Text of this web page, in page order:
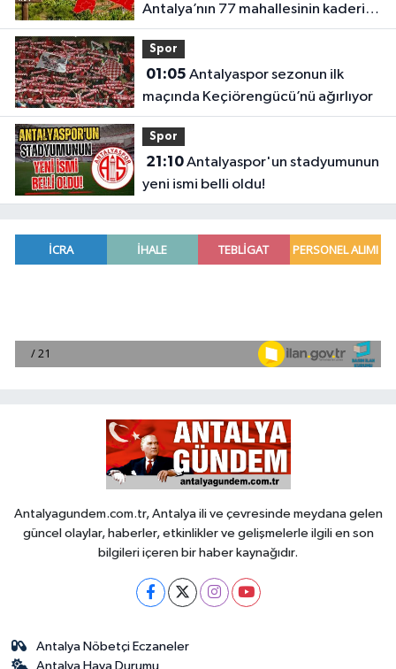
Antalya’nın 77 mahallesinin kaderi
belli oldu
Spor
01:05
maçında Keçiörengücü’nü ağırlıyor
Spor
21:10Antalyaspor'un stadyumunun
yeni ismi belli oldu!
Antalyagundem.com.tr, Antalya ili ve çevresinde meydana gelen
güncel olaylar, haberler, etkinlikler ve gelişmelerle ilgili en son
bilgileri içeren bir haber kaynağıdır.
Antalya Nöbetçi Eczaneler
Antalya Hava Durumu